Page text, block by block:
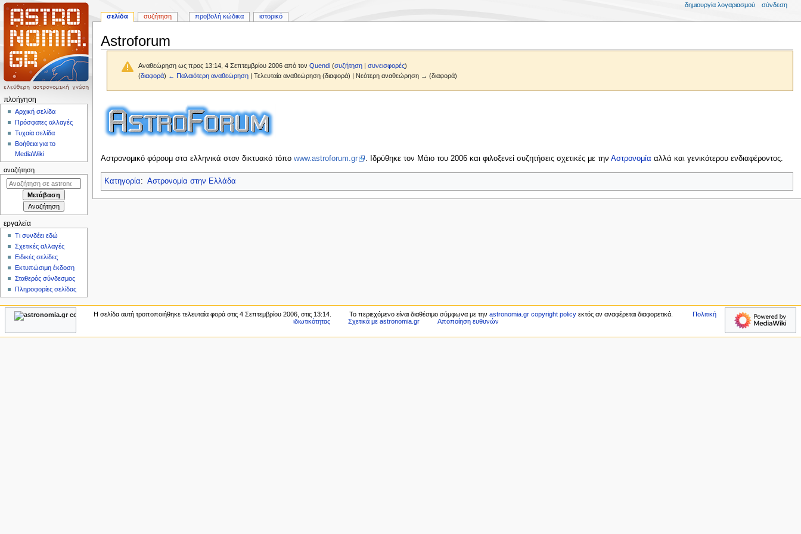
Astroforum
Αναθεώρηση ως προς 13:14, 4 Σεπτεμβρίου 2006 από τονQuendi (συζήτηση |συνεισφορές)
(διαφορά) ← Παλαιότερη αναθεώρηση | Τελευταία αναθεώρηση (διαφορά) | Νεότερη αναθεώρηση → (διαφορά)
Πήδηση
στην
πλοήγηση
Πήδηση
στην
αναζήτηση
Αστρονομικό φόρουμ στα ελληνικά στον δικτυακό τόπο www.astroforum.gr . Ιδρύθηκε τον Μάιο του 2006 και φιλοξενεί συζητήσεις σχετικές με την Αστρονομία αλλά και γενικότερου ενδιαφέροντος.
Κατηγορία: Αστρονομία στην Ελλάδα
Μ
π
γ
η
σελίδα συζήτηση προβολή κώδικα ιστορικό
δημιουργία λογαριασμού σύνδεση
πλοήγηση
Αρχική σελίδα
Πρόσφατες αλλαγές
Τυχαία σελίδα
Βοήθεια για το
MediaWiki
αναζήτηση
εργαλεία
Τι συνδέει εδώ
Σχετικές αλλαγές
Ειδικές σελίδες
Εκτυπώσιμη έκδοση
Σταθερός σύνδεσμος
Πληροφορίες σελίδας
Η σελίδα αυτή τροποποιήθηκε τελευταία φορά στις 4 Σεπτεμβρίου 2006, στις 13:14. Το περιεχόμενο είναι διαθέσιμο σύμφωνα με την astronomia.gr copyright policyεκτός αν αναφέρεται διαφορετικά.
Πολιτική
ιδιωτικότητας
Σχετικά με astronomia.gr Αποποίηση ευθυνών